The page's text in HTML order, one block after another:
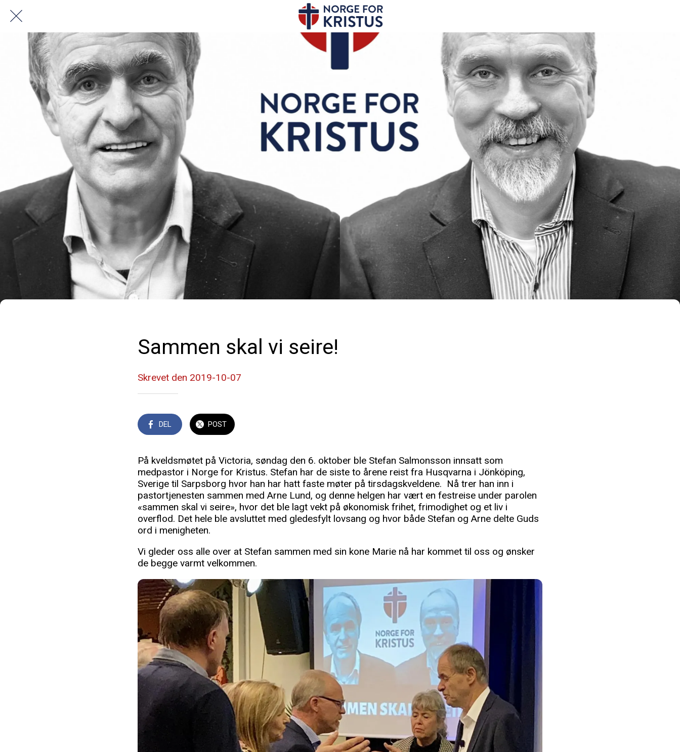
Sammen skal vi seire!
Skrevet den 2019-10-07
DEL POST
På kveldsmøtet på Victoria, søndag den 6. oktober ble Stefan Salmonsson innsatt som
medpastor i Norge for Kristus. Stefan har de siste to årene reist fra Husqvarna i Jönköping,
Sverige til Sarpsborg hvor han har hatt faste møter på tirsdagskveldene. Nå trer han inn i
pastortjenesten sammen med Arne Lund, og denne helgen har vært en festreise under parolen
«sammen skal vi seire», hvor det ble lagt vekt på økonomisk frihet, frimodighet og et liv i
overflod. Det hele ble avsluttet med gledesfylt lovsang og hvor både Stefan og Arne delte Guds
ord i menigheten.
Vi gleder oss alle over at Stefan sammen med sin kone Marie nå har kommet til oss og ønsker
de begge varmt velkommen.